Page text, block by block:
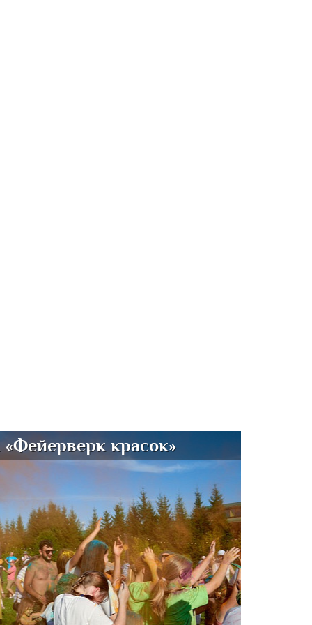
красок»